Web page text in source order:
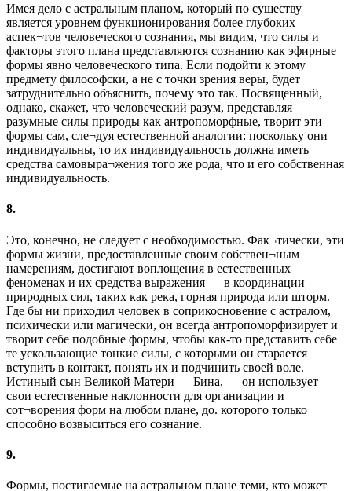
Имея дело с астральным планом, который по существу
является уровнем функционирования более глубоких
аспек¬тов человеческого сознания, мы видим, что силы и
факторы этого плана представляются сознанию как эфирные
формы явно человеческого типа. Если подойти к этому
предмету философски, а не с точки зрения веры, будет
затруднительно объяснить, почему это так. Посвященный,
однако, скажет, что человеческий разум, представляя
разумные силы природы как антропоморфные, творит эти
формы сам, сле¬дуя естественной аналогии: поскольку они
индивидуальны, то их индивидуальность должна иметь
средства самовыра¬жения того же рода, что и его собственная
индивидуальность.
8.
Это, конечно, не следует с необходимостью. Фак¬тически, эти
формы жизни, предоставленные своим собствен¬ным
намерениям, достигают воплощения в естественных
феноменах и их средства выражения — в координации
природных сил, таких как река, горная природа или шторм.
Где бы ни приходил человек в соприкосновение с астралом,
психически или магически, он всегда антропоморфизирует и
творит себе подобные формы, чтобы как-то представить себе
те ускользающие тонкие силы, с которыми он старается
вступить в контакт, понять их и подчинить своей воле.
Истиный сын Великой Матери — Бина, — он использует
свои естественные наклонности для организации и
сот¬ворения форм на любом плане, до. которого только
способно возвыситься его сознание.
9.
Формы, постигаемые на астральном плане теми, кто может